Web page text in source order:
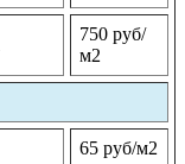
750 руб/
м2
65 руб/м2